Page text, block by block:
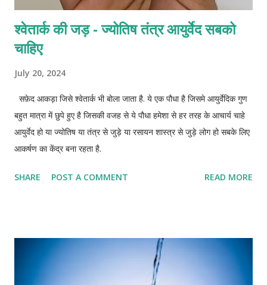
श्वेतार्क की जड़ - ज्योतिष तंत्र आयुर्वेद सबको
चाहिए
July 20, 2024
सफ़ेद आकड़ा जिसे श्वेतार्क भी बोला जाता है. ये एक पौधा है जिसमे आयुर्वेदिक गुण
बहुत मात्रा में छुपे हुए है जिसकी वजह से ये पौधा हमेशा से हर तरह के आचार्य चाहे
आयुर्वेद हो या ज्योतिष या तंत्र से जुड़े या रसायन शास्त्र से जुड़े लोग हो सबके लिए
आकर्षण का केंद्र बना रहता है.
SHARE POST A COMMENT READ MORE